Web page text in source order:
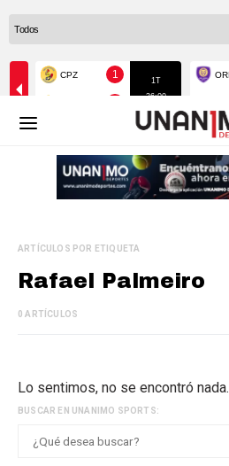
ARTÍCULOS POR ETIQUETA
Rafael Palmeiro
0 ARTÍCULOS
Lo sentimos, no se encontró nada.
BUSCAR EN UNANIMO SPORTS: